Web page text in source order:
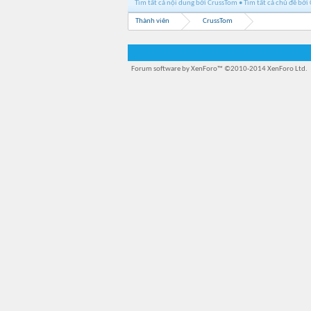
Tìm tất cả nội dung bởi CrussTom Tìm tất cả chủ đề bởi
Thành viên CrussTom
Forum software by XenForo™ ©2010-2014 XenForo Ltd.